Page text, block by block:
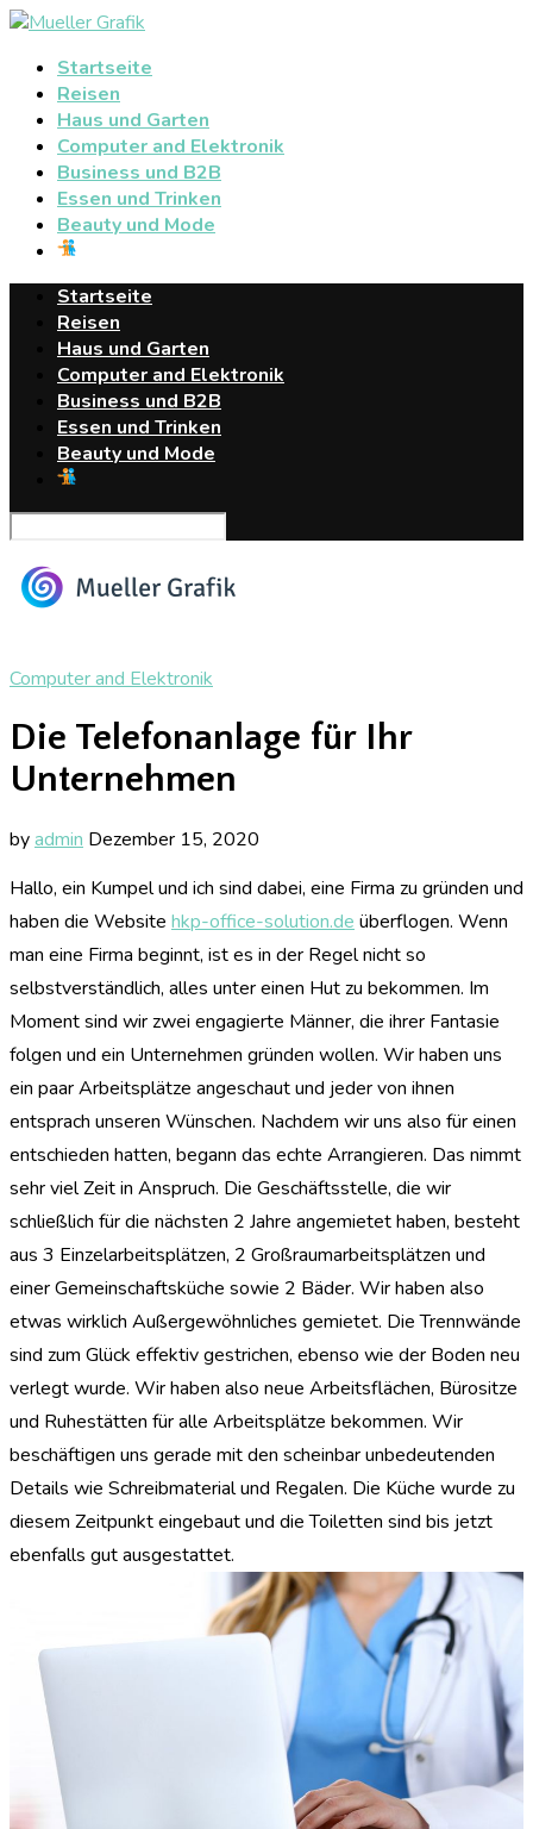
Startseite
Reisen
Haus und Garten
Computer and Elektronik
Business und B2B
Essen und Trinken
Beauty und Mode
Startseite
Reisen
Haus und Garten
Computer and Elektronik
Business und B2B
Essen und Trinken
Beauty und Mode
Computer and Elektronik
Die Telefonanlage für Ihr
Unternehmen
byadmin Dezember 15, 2020
Hallo, ein Kumpel und ich sind dabei, eine Firma zu gründen und
haben die Website hkp-office-solution.de überflogen. Wenn
man eine Firma beginnt, ist es in der Regel nicht so
selbstverständlich, alles unter einen Hut zu bekommen. Im
Moment sind wir zwei engagierte Männer, die ihrer Fantasie
folgen und ein Unternehmen gründen wollen. Wir haben uns
ein paar Arbeitsplätze angeschaut und jeder von ihnen
entsprach unseren Wünschen. Nachdem wir uns also für einen
entschieden hatten, begann das echte Arrangieren. Das nimmt
sehr viel Zeit in Anspruch. Die Geschäftsstelle, die wir
schließlich für die nächsten 2 Jahre angemietet haben, besteht
aus 3 Einzelarbeitsplätzen, 2 Großraumarbeitsplätzen und
einer Gemeinschaftsküche sowie 2 Bäder. Wir haben also
etwas wirklich Außergewöhnliches gemietet. Die Trennwände
sind zum Glück effektiv gestrichen, ebenso wie der Boden neu
verlegt wurde. Wir haben also neue Arbeitsflächen, Bürositze
und Ruhestätten für alle Arbeitsplätze bekommen. Wir
beschäftigen uns gerade mit den scheinbar unbedeutenden
Details wie Schreibmaterial und Regalen. Die Küche wurde zu
diesem Zeitpunkt eingebaut und die Toiletten sind bis jetzt
ebenfalls gut ausgestattet.